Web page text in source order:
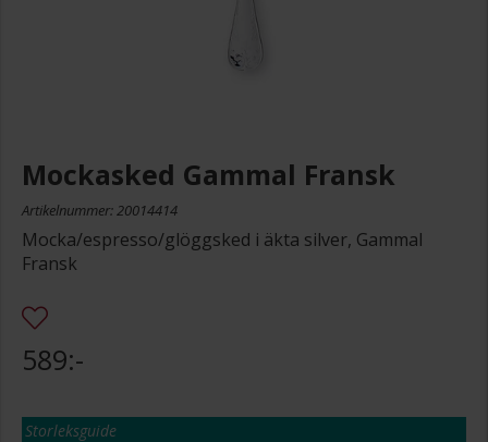
Mockasked Gammal Fransk
Artikelnummer: 20014414
Mocka/espresso/glöggsked i äkta silver, Gammal
Fransk
589:-
Storleksguide